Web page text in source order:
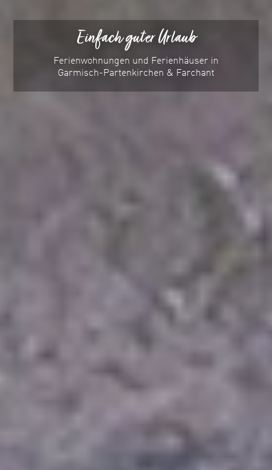
Einfach guter Urlaub
Ferienwohnungen und Ferienhäuser in
Garmisch-Partenkirchen & Farchant